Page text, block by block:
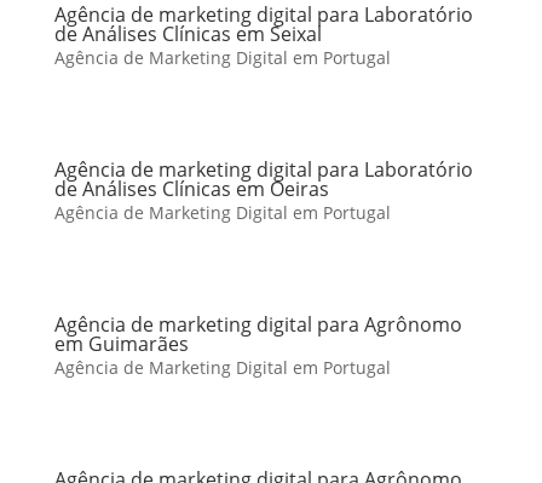
Agência de marketing digital para Laboratório
de Análises Clínicas em Seixal
Agência de Marketing Digital em Portugal
Agência de marketing digital para Laboratório
de Análises Clínicas em Oeiras
Agência de Marketing Digital em Portugal
Agência de marketing digital para Agrônomo
em Guimarães
Agência de Marketing Digital em Portugal